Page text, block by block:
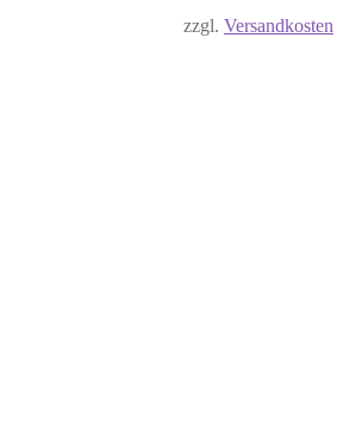
zzgl. Versandkosten